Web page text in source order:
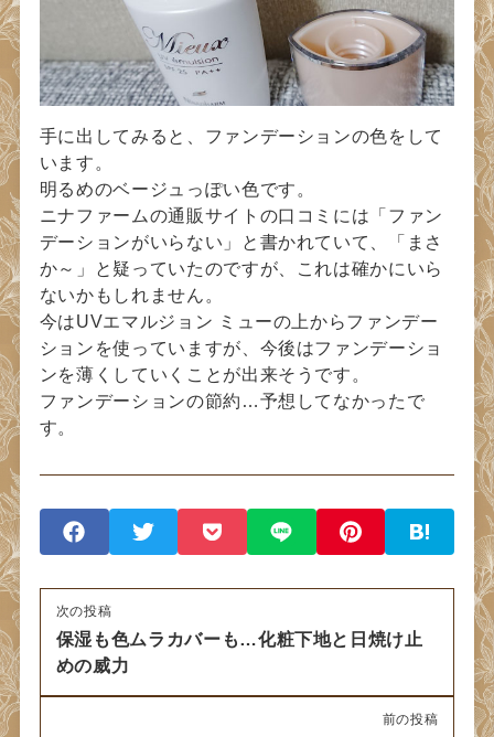
手に出してみると、ファンデーションの色をして
います。
明るめのベージュっぽい色です。
ニナファームの通販サイトの口コミには「ファン
デーションがいらない」と書かれていて、「まさ
か～」と疑っていたのですが、これは確かにいら
ないかもしれません。
今はUVエマルジョン ミューの上からファンデー
ションを使っていますが、今後はファンデーショ
ンを薄くしていくことが出来そうです。
ファンデーションの節約…予想してなかったで
す。
次の投稿
保湿も色ムラカバーも…化粧下地と日焼け止
めの威力
前の投稿